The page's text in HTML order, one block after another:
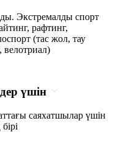
Экстремалды спорт
рафтинг,
(тас жол, тау
велотриал)
үшін
саяхатшылар үшін